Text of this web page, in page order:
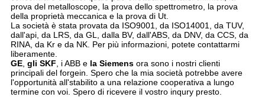
prova del metalloscope, la prova dello spettrometro, la prova
della proprietà meccanica e la prova di Ut.
La società è stata provata da ISO9001, da ISO14001, da TUV,
dall'api, da LRS, da GL, dalla BV, dall'ABS, da DNV, da CCS, da
RINA, da Kr e da NK. Per più informazioni, potete contattarmi
liberamente.
GE, gli SKF , i ABB e la Siemens ora sono i nostri clienti
principali del forgein. Spero che la mia società potrebbe avere
l'opportunità all'stabilito a una relazione cooperativa a lungo
termine con voi. Spero di ricevere il vostro inqury presto.